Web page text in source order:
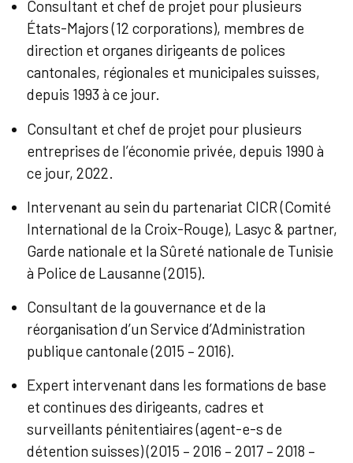
Consultant et chef de projet pour plusieurs
États-Majors (12 corporations), membres de
direction et organes dirigeants de polices
cantonales, régionales et municipales suisses,
depuis 1993 à ce jour.
Consultant et chef de projet pour plusieurs
entreprises de l’économie privée, depuis 1990 à
ce jour, 2022.
Intervenant au sein du partenariat CICR (Comité
International de la Croix-Rouge), Lasyc & partner,
Garde nationale et la Sûreté nationale de Tunisie
à Police de Lausanne (2015).
Consultant de la gouvernance et de la
réorganisation d’un Service d’Administration
publique cantonale (2015 – 2016).
Expert intervenant dans les formations de base
et continues des dirigeants, cadres et
surveillants pénitentiaires (agent-e-s de
détention suisses) (2015 – 2016 – 2017 – 2018 –